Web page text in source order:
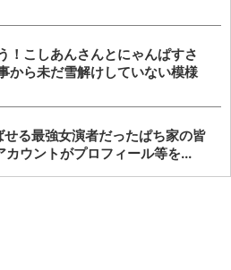
！こしあんさんとにゃんぱすさ
から未だ雪解けしていない模様
る最強女演者だったぱち家の皆
カウントがプロフィール等を...